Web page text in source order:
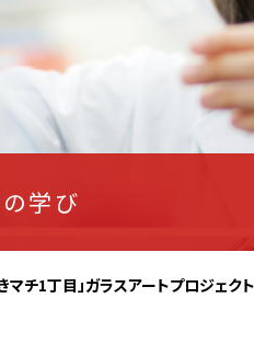
学び
マチ1丁目」ガラスアートプロジェクト